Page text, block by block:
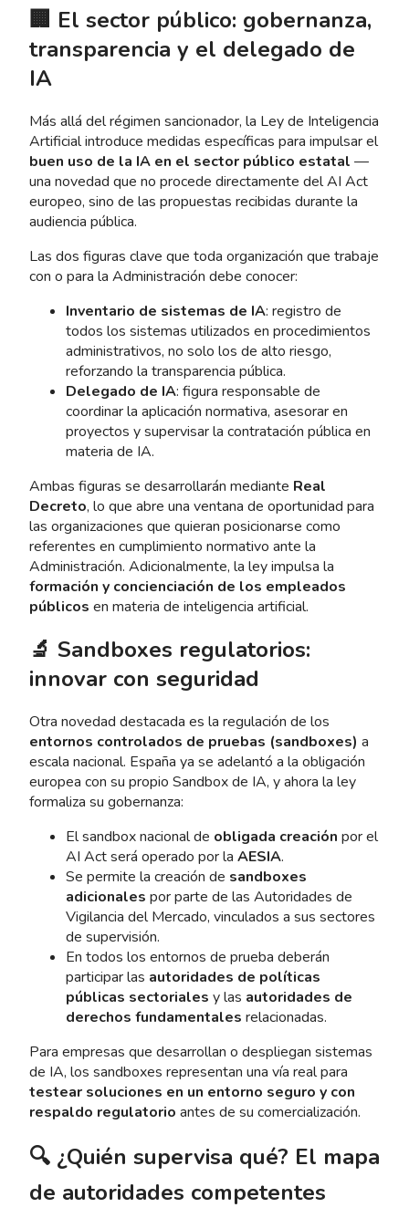
🏢 El sector público: gobernanza,
transparencia y el delegado de
IA
Más allá del régimen sancionador, la Ley de Inteligencia
Artificial introduce medidas específicas para impulsar el
buen uso de la IA en el sector público estatal —
una novedad que no procede directamente del AI Act
europeo, sino de las propuestas recibidas durante la
audiencia pública.
Las dos figuras clave que toda organización que trabaje
con o para la Administración debe conocer:
Inventario de sistemas de IA: registro de
todos los sistemas utilizados en procedimientos
administrativos, no solo los de alto riesgo,
reforzando la transparencia pública.
Delegado de IA: figura responsable de
coordinar la aplicación normativa, asesorar en
proyectos y supervisar la contratación pública en
materia de IA.
Ambas figuras se desarrollarán mediante Real
Decreto, lo que abre una ventana de oportunidad para
las organizaciones que quieran posicionarse como
referentes en cumplimiento normativo ante la
Administración. Adicionalmente, la ley impulsa la
formación y concienciación de los empleados
públicos en materia de inteligencia artificial.
🔬 Sandboxes regulatorios:
innovar con seguridad
Otra novedad destacada es la regulación de los
entornos controlados de pruebas (sandboxes) a
escala nacional. España ya se adelantó a la obligación
europea con su propio Sandbox de IA, y ahora la ley
formaliza su gobernanza:
El sandbox nacional de obligada creación por el
AI Act será operado por la AESIA.
Se permite la creación de sandboxes
adicionales por parte de las Autoridades de
Vigilancia del Mercado, vinculados a sus sectores
de supervisión.
En todos los entornos de prueba deberán
participar las autoridades de políticas
públicas sectoriales y las autoridades de
derechos fundamentales relacionadas.
Para empresas que desarrollan o despliegan sistemas
de IA, los sandboxes representan una vía real para
testear soluciones en un entorno seguro y con
respaldo regulatorio antes de su comercialización.
🔍 ¿Quién supervisa qué? El mapa
de autoridades competentes